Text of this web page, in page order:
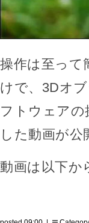
操作は至って
けで、3Dオ
フトウェア
した動画が
動画は以下か